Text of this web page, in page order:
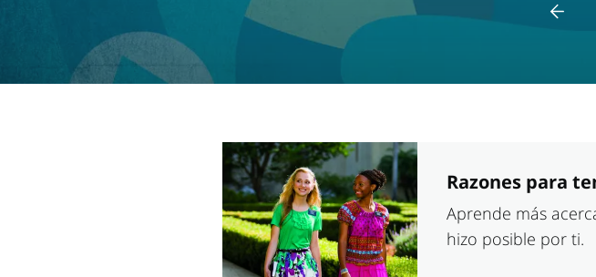
Razones para
Aprende más
hizo posible por ti.